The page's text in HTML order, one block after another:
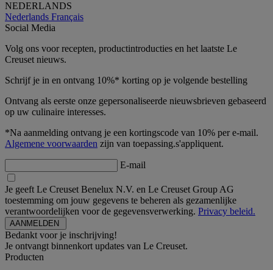
NEDERLANDS
Nederlands Français
Social Media
Volg ons voor recepten, productintroducties en het laatste Le
Creuset nieuws.
Schrijf je in en ontvang 10%* korting op je volgende bestelling
Ontvang als eerste onze gepersonaliseerde nieuwsbrieven gebaseerd
op uw culinaire interesses.
*Na aanmelding ontvang je een kortingscode van 10% per e-mail.
Algemene voorwaarden zijn van toepassing.s'appliquent.
E-mail
Je geeft Le Creuset Benelux N.V. en Le Creuset Group AG
toestemming om jouw gegevens te beheren als gezamenlijke
verantwoordelijken voor de gegevensverwerking. Privacy beleid.
Bedankt voor je inschrijving!
Je ontvangt binnenkort updates van Le Creuset.
Producten